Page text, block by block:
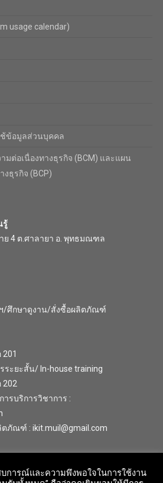
usage calendar)
ช้ข้อมูลส่วนบุคคล
มต่อเนื่องทางธุรกิจ (BCM) และแผน
ธุรกิจ (BCP)
รู้
4 ต.ศาลายา อ. พุทธมณฑล
/ศึกษาดูงาน/สั่งซื้อผลิตภัณฑ์
ะยะสั้น/ In-house training
202
ารบริการวิชาการ :
ภัณฑ์ : ikit.muil@gmail.com
บการณ์และความพึงพอใจในการใช้งาน